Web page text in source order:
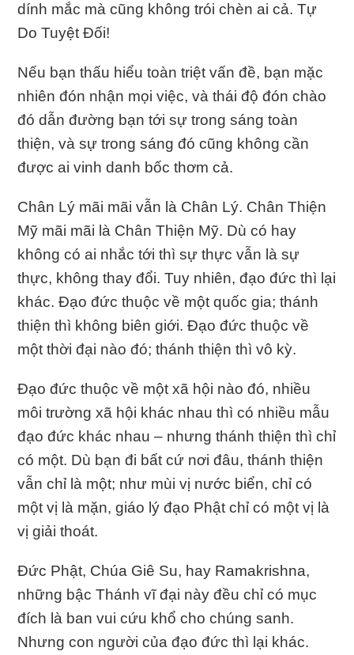
dính mắc mà cũng không trói chèn ai cả. Tự
Do Tuyệt Đối!
Nếu bạn thấu hiểu toàn triệt vấn đề, bạn mặc
nhiên đón nhận mọi việc, và thái độ đón chào
đó dẫn đường bạn tới sự trong sáng toàn
thiện, và sự trong sáng đó cũng không cần
được ai vinh danh bốc thơm cả.
Chân Lý mãi mãi vẫn là Chân Lý. Chân Thiện
Mỹ mãi mãi là Chân Thiện Mỹ. Dù có hay
không có ai nhắc tới thì sự thực vẫn là sự
thực, không thay đổi. Tuy nhiên, đạo đức thì lại
khác. Đạo đức thuộc về một quốc gia; thánh
thiện thì không biên giới. Đạo đức thuộc về
một thời đại nào đó; thánh thiện thì vô kỳ.
Đạo đức thuộc về một xã hội nào đó, nhiều
môi trường xã hội khác nhau thì có nhiều mẫu
đạo đức khác nhau – nhưng thánh thiện thì chỉ
có một. Dù bạn đi bất cứ nơi đâu, thánh thiện
vẫn chỉ là một; như mùi vị nước biển, chỉ có
một vị là mặn, giáo lý đạo Phật chỉ có một vị là
vị giải thoát.
Đức Phật, Chúa Giê Su, hay Ramakrishna,
những bậc Thánh vĩ đại này đều chỉ có mục
đích là ban vui cứu khổ cho chúng sanh.
Nhưng con người của đạo đức thì lại khác.